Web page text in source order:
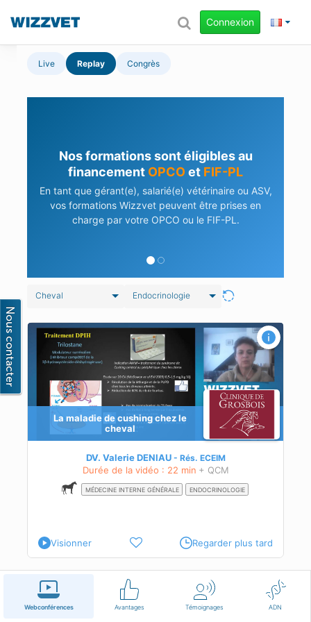
Webconférences Avantages Témoignages ADN
Connexion
Live Replay Congrès
Nos formations sont éligibles au
financement OPCOet FIF-PL
En tant que gérant(e), salarié(e) vétérinaire ou ASV,
vos formations Wizzvet peuvent être prises en
charge par votre OPCO ou le FIF-PL.
Cheval Endocrinologie
La maladie de cushing chez le
cheval
DV. Valerie DENIAU Rés. ECEIM
Durée de la vidéo : 22 min + QCM
MÉDECINE INTERNE GÉNÉRALE ENDOCRINOLOGIE
Visionner Regarder plus tard
Français Conditions d'utilisation Nous contacter